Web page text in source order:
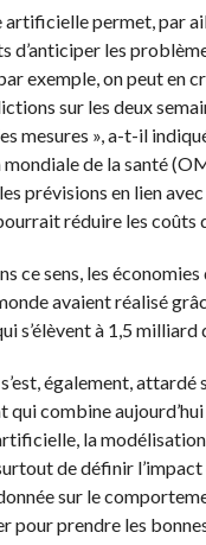
artificielle permet, par
d’anticiper les
exemple, on peut en
sur les deux
mesures », a-t-il
mondiale de la santé
prévisions en lien
réduire les coûts
ce sens, les
avaient réalisé
s’élèvent à 1,5 milliard
également, attardé
combine aujourd’hui
la
de définir l’impact
sur le
pour prendre les